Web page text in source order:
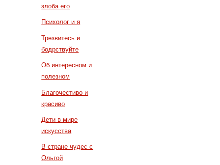
злоба его
Психолог и я
Трезвитесь и
бодрствуйте
Об интересном и
полезном
Благочестиво и
красиво
Дети в мире
искусства
В стране чудес с
Ольгой